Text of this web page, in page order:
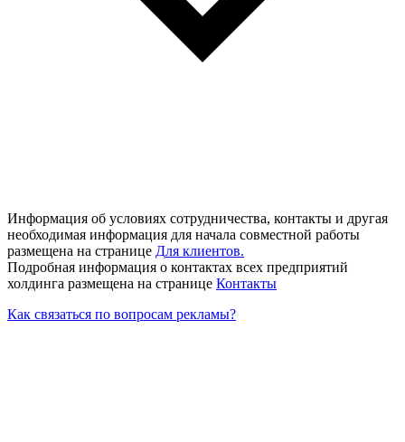
Информация об условиях сотрудничества, контакты и другая
необходимая информация для начала совместной работы
размещена на странице Для клиентов.
Подробная информация о контактах всех предприятий
холдинга размещена на странице Контакты
Как связаться по вопросам рекламы?